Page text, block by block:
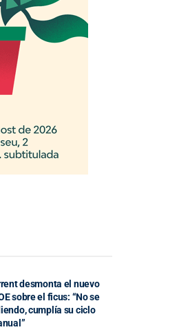
desmonta el nuevo
sobre el ficus: “No se
cumplía su ciclo